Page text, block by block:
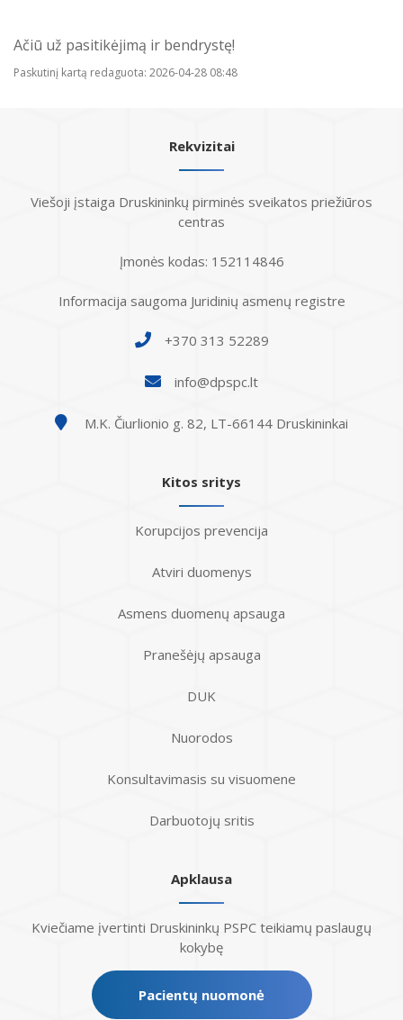
Ačiū už pasitikėjimą ir bendrystę!
Paskutinį kartą redaguota: 2026-04-28 08:48
Rekvizitai
Viešoji įstaiga Druskininkų pirminės sveikatos priežiūros
centras
Įmonės kodas: 152114846
Informacija saugoma Juridinių asmenų registre
+370 313 52289
info@dpspc.lt
M.K. Čiurlionio g. 82, LT-66144 Druskininkai
Kitos sritys
Korupcijos prevencija
Atviri duomenys
Asmens duomenų apsauga
Pranešėjų apsauga
DUK
Nuorodos
Konsultavimasis su visuomene
Darbuotojų sritis
Apklausa
Kviečiame įvertinti Druskininkų PSPC teikiamų paslaugų
kokybę
Pacientų nuomonė